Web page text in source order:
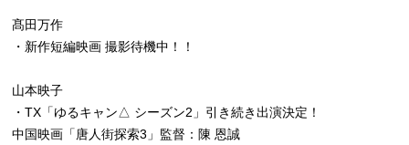
髙田万作
・新作短編映画 撮影待機中！！
山本映子
・TX「ゆるキャン△ シーズン2」引き続き出演決定！
中国映画「唐人街探索3」監督：陳 恩誠